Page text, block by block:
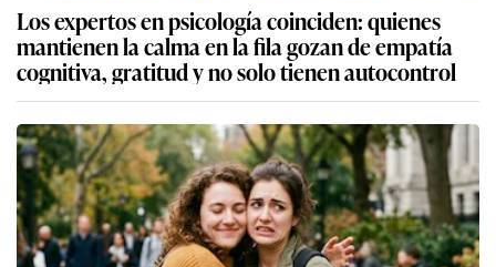
Los expertos en psicología coinciden: quienes
mantienen la calma en la fila gozan de empatía
cognitiva, gratitud y no solo tienen autocontrol